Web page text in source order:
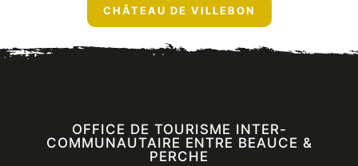
CHÂTEAU DE VILLEBON
OFFICE DE TOURISME INTER-
COMMUNAUTAIRE ENTRE BEAUCE &
PERCHE